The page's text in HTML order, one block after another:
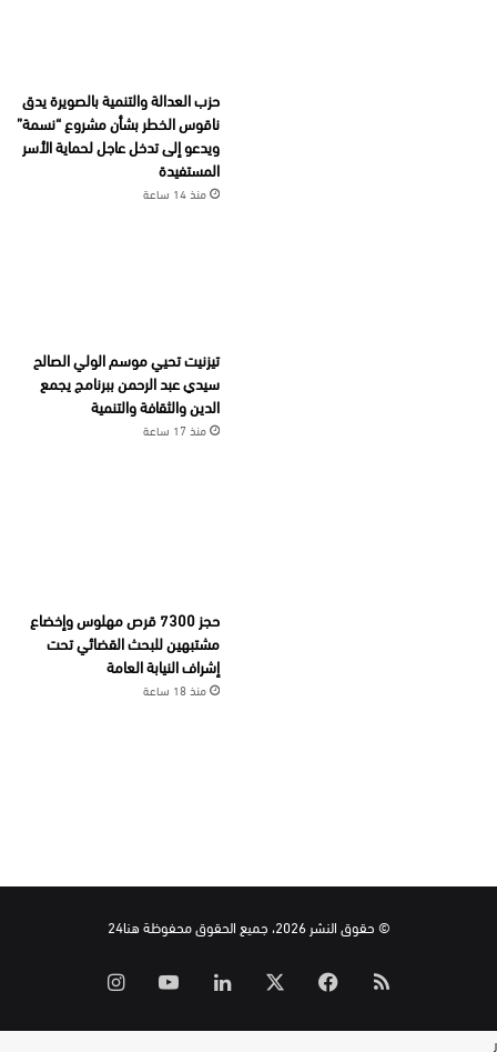
حزب العدالة والتنمية بالصويرة يدق
ناقوس الخطر بشأن مشروع “نسمة”
ويدعو إلى تدخل عاجل لحماية الأسر
المستفيدة
منذ 14 ساعة
تيزنيت تحيي موسم الولي الصالح
سيدي عبد الرحمن ببرنامج يجمع
الدين والثقافة والتنمية
منذ 17 ساعة
حجز 7300 قرص مهلوس وإخضاع
مشتبهين للبحث القضائي تحت
إشراف النيابة العامة
منذ 18 ساعة
© حقوق النشر 2026، جميع الحقوق محفوظة هنا24
ملخص
الموقع
فيسبوك لينكدإن ‫YouTube
ر